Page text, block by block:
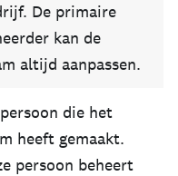
De primaire
kan de
altijd aanpassen.
die het
heeft gemaakt.
persoon beheert